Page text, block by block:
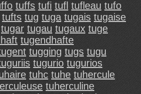
tuffs tufi tufl tufleau tufo
tufts tug tuga tugais tugaise
tugar tugau tugaux tuge
tugendhafte
tugging tugs tugu
tugurio tugurios
tuhc tuhe tuhercule
tuherculine